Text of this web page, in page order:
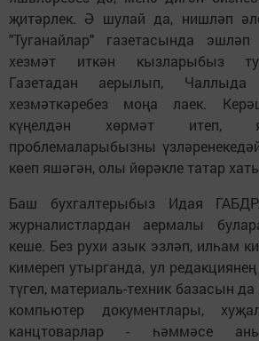
җитәрлек. Ә шулай да, нишләп
"Туганайлар" газетасында
хезмәт иткән кызларыбыз
Газетадан аерылып, Чаллыда
хезмәткәребез моңа лаек.
күңелдән хөрмәт итеп,
проблемаларыбызны
көеп яшәгән, олы йөрәкле татар
Баш бухгалтерыбыз Идая
журналистлардан аермалы
кеше. Без рухи азык эзләп, илһам
кимереп утырганда, ул
түгел, материаль-техник базасын
компьютер документлары,
канцтоварлар - һәммәсе